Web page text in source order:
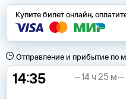
Купите билет онлайн,
Отправление и прибытие по
14:35 14 ч 25 м